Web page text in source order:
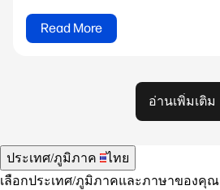
Read More
อ่านเพิ่มเติม
ประเทศ/ภูมิภาค
ไทย
เลือกประเทศ/ภูมิภาคและภาษาของคุณ